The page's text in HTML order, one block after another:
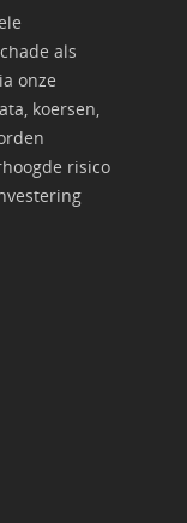
als
onze
koersen,
risico